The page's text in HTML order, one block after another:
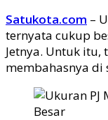
Satukota.com –
ternyata cukup
Jetnya. Untuk itu,
membahasnya di